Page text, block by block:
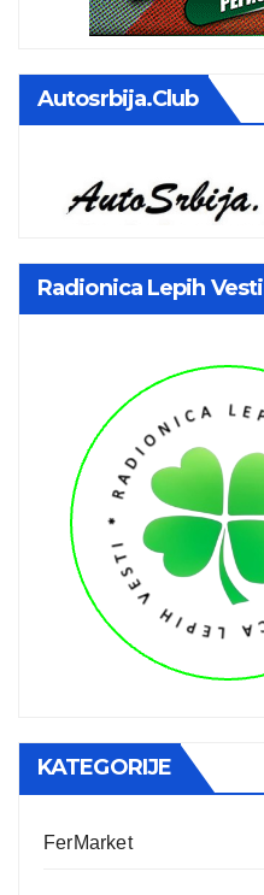
Autosrbija.club
Radionica Lepih Vesti
KATEGORIJE
FerMarket